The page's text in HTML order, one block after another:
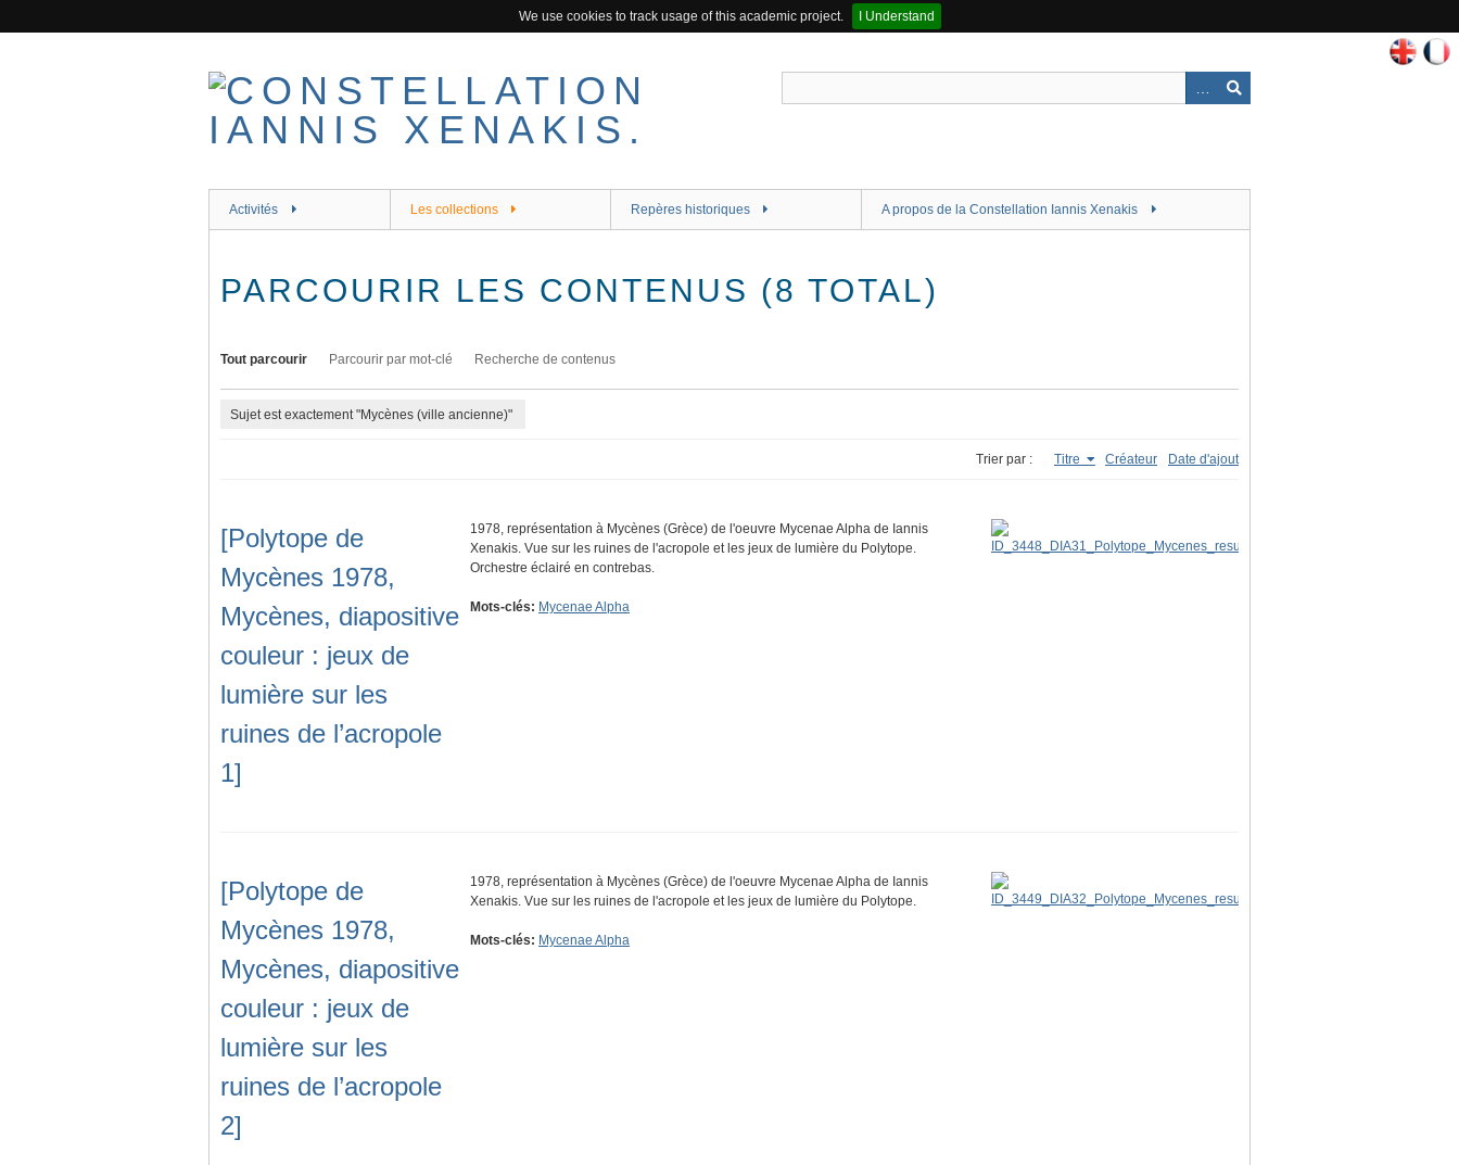
We use cookies to track usage of this academic project.
I Understand
Activités Les collections Repères historiques A propos de la Constellation Iannis Xenakis
PARCOURIR LES CONTENUS (8 TOTAL)
Tout parcourir Parcourir par mot-clé Recherche de contenus
Sujet est exactement "Mycènes (ville ancienne)"
Trier par : Titre Créateur Date d'ajout
[Polytope de
Mycènes 1978,
Mycènes, diapositive
couleur : jeux de
lumière sur les
ruines de l’acropole
1]
1978, représentation à Mycènes (Grèce) de l'oeuvre Mycenae Alpha de Iannis
Xenakis. Vue sur les ruines de l'acropole et les jeux de lumière du Polytope.
Orchestre éclairé en contrebas.
Mots-clés: Mycenae Alpha
[Polytope de
Mycènes 1978,
Mycènes, diapositive
couleur : jeux de
lumière sur les
ruines de l’acropole
2]
1978, représentation à Mycènes (Grèce) de l'oeuvre Mycenae Alpha de Iannis
Xenakis. Vue sur les ruines de l'acropole et les jeux de lumière du Polytope.
Mots-clés: Mycenae Alpha